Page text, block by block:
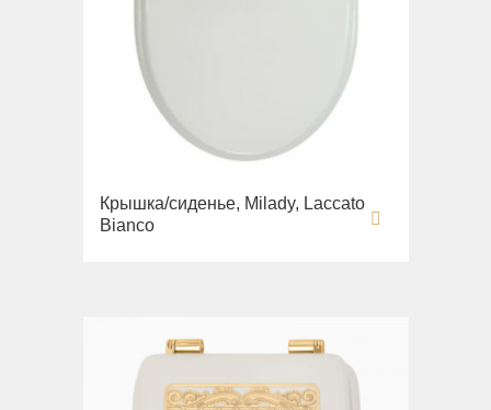
Крышка/сиденье, Milady, Laccato
Bianco